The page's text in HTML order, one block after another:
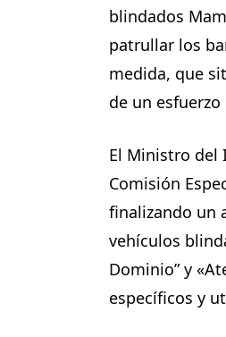
blindados
patrullar los
medida, que
de un
El Ministro del
Comisión
finalizando un
vehículos
Dominio” y
específicos y